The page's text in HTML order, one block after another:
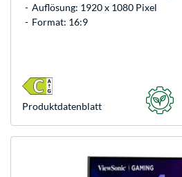
Auflösung: 1920 x 1080 Pixel
Format: 16:9
Produkt­datenblatt